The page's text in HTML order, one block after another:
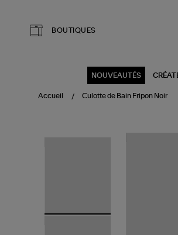
BOUTIQUES
NOUVEAUTÉS
Accueil Culotte de Bain Fripon Noir